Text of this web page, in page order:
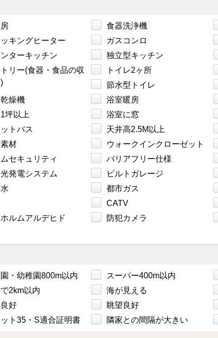
食器洗浄機
ッキングヒーター ガスコンロ
ターキッチン 独立型キッチン
リー(食器・食品の収
トイレ2ヶ所
節水型トイレ
燥機 浴室暖房
坪以上 浴室に窓
トバス 天井高2.5M以上
材 ウォークインクローゼット
セキュリティ バリアフリー仕様
発電システム ビルトガレージ
都市ガス
CATV
ホルムアルデヒド 防犯カメラ
・幼稚園800m以内 スーパー400m以内
2km以内 海が見える
好 眺望良好
ト35・S適合証明書 隣家との間隔が大きい